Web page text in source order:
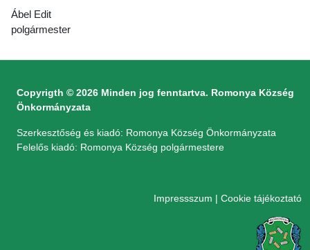
Ábel Edit
polgármester
Copyrigth © 2026 Minden jog fenntartva. Romonya Község
Önkormányzata
Szerkesztőség és kiadó: Romonya Község Önkormányzata
Felelős kiadó: Romonya Község polgármestere
Impressszum | Cookie tájékoztató